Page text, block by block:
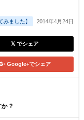
みました】 2014年4月24日
でシェア
Google+でシェア
？